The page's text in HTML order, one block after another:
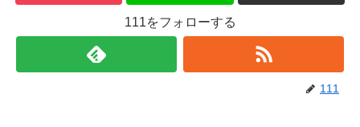
111をフォローする
111